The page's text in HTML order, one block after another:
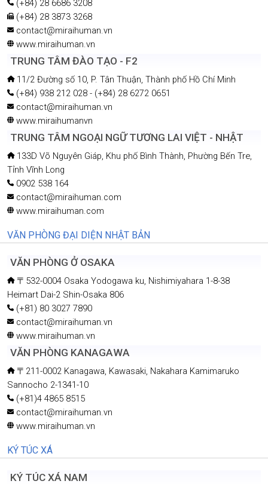
(+84) 28 6686 3208
(+84) 28 3873 3268
contact@miraihuman.vn
www.miraihuman.vn
TRUNG TÂM ĐÀO TẠO - F2
11/2 Đường số 10, P. Tân Thuận, Thành phố Hồ Chí Minh
(+84) 938 212 028 - (+84) 28 6272 0651
contact@miraihuman.vn
www.miraihumanvn
TRUNG TÂM NGOẠI NGỮ TƯƠNG LAI VIỆT - NHẬT
133D Võ Nguyên Giáp, Khu phố Bình Thành, Phường Bến Tre,
Tỉnh Vĩnh Long
0902 538 164
contact@miraihuman.com
www.miraihuman.com
VĂN PHÒNG ĐẠI DIỆN NHẬT BẢN
VĂN PHÒNG Ở OSAKA
〒532-0004 Osaka Yodogawa ku, Nishimiyahara 1-8-38
Heimart Dai-2 Shin-Osaka 806
(+81) 80 3027 7890
contact@miraihuman.vn
www.miraihuman.vn
VĂN PHÒNG KANAGAWA
〒211-0002 Kanagawa, Kawasaki, Nakahara Kamimaruko
Sannocho 2-1341-10
(+81)4 4865 8515
contact@miraihuman.vn
www.miraihuman.vn
KÝ TÚC XÁ
KÝ TÚC XÁ NAM